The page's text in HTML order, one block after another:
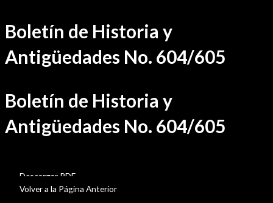
Ir
al
contenido
Boletín de Historia y
Antigüedades No. 604/605
Boletín de Historia y
Antigüedades No. 604/605
Descargar PDF
Volver a la Página Anterior